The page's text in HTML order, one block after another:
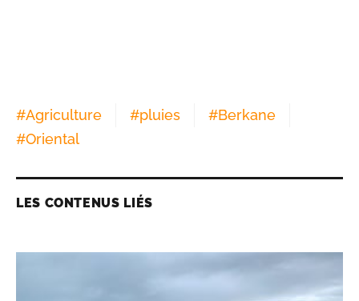
#Agriculture #pluies #Berkane
#Oriental
LES CONTENUS LIÉS